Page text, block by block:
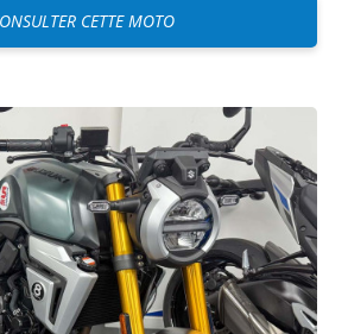
CETTE MOTO